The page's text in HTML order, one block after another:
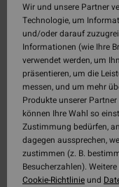
Wir und unsere Partner
Technologie, um
und/oder darauf
Informationen (wie Ihre
verwendet werden, um
präsentieren, um die
messen, und um mehr
Produkte unserer
können Ihre Wahl so
Zustimmung bedürfen,
dagegen aussprechen,
zustimmen (z. B.
Besucherzahlen).
Cookie-Richtlinieund